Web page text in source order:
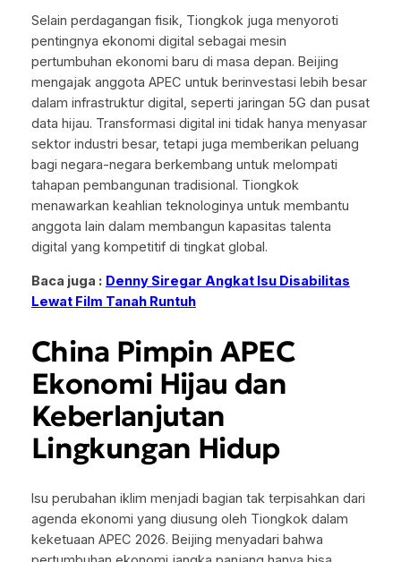
Selain perdagangan fisik, Tiongkok juga menyoroti
pentingnya ekonomi digital sebagai mesin
pertumbuhan ekonomi baru di masa depan. Beijing
mengajak anggota APEC untuk berinvestasi lebih besar
dalam infrastruktur digital, seperti jaringan 5G dan pusat
data hijau. Transformasi digital ini tidak hanya menyasar
sektor industri besar, tetapi juga memberikan peluang
bagi negara-negara berkembang untuk melompati
tahapan pembangunan tradisional. Tiongkok
menawarkan keahlian teknologinya untuk membantu
anggota lain dalam membangun kapasitas talenta
digital yang kompetitif di tingkat global.
Baca juga : Denny Siregar Angkat Isu Disabilitas
Lewat Film Tanah Runtuh
China Pimpin APEC
Ekonomi Hijau dan
Keberlanjutan
Lingkungan Hidup
Isu perubahan iklim menjadi bagian tak terpisahkan dari
agenda ekonomi yang diusung oleh Tiongkok dalam
keketuaan APEC 2026. Beijing menyadari bahwa